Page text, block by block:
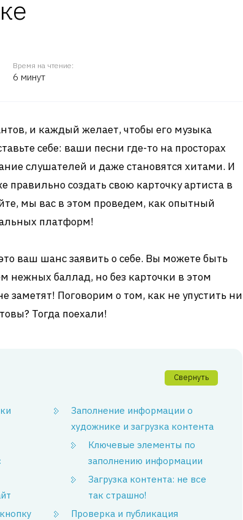
Время на чтение:
6 минут
и каждый желает, чтобы его музыка
себе: ваши песни где-то на просторах
слушателей и даже становятся хитами. И
правильно создать свою карточку артиста в
мы вас в этом проведем, как опытный
платформ!
ваш шанс заявить о себе. Вы можете быть
нежных баллад, но без карточки в этом
заметят! Поговорим о том, как не упустить ни
Тогда поехали!
Свернуть
Заполнение информации о
художнике и загрузка контента
Ключевые элементы по
заполнению информации
Загрузка контента: не все
так страшно!
Проверка и публикация